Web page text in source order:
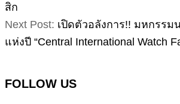
สิก
Next Post: เปิดตัวอลังการ!! มหกรร
แห่งปี “Central International Watch
FOLLOW US